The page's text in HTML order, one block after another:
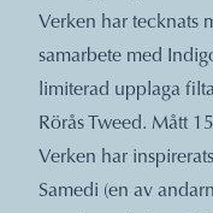
Verken har tecknats
samarbete med
limiterad upplaga
Rörås Tweed. Mått
Verken har
Samedi (en av